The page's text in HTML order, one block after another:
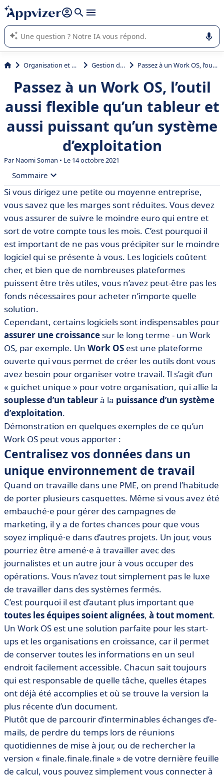
répondre (plusieurs lignes avec
L'IA de Appvizer vous guide dans l'utilisation ou la sélection de
logiciel SaaS en entreprise.
Organisation et planification Gestion de projet Passez à un Work OS, l’outil aussi flexible qu’un tableur et aussi puissant qu’un système d’exploitation
Passez à un Work OS, l’outil
aussi flexible qu’un tableur et
aussi puissant qu’un système
d’exploitation
ParNaomi Soman • Le 14 octobre 2021
Sommaire
• Centralisez vos données dans un unique
environnement de travail
• Automatisez intégralement vos processus
• Faites évoluer vos flux de travail en fonction de votre
croissance
• Réduisez vos coûts logiciels à long terme
• Gagnez du temps, économisez de l’argent et restez
efficace avec un Work OS
Si vous dirigez une petite ou moyenne entreprise,
vous savez que les marges sont réduites. Vous devez
vous assurer de suivre le moindre euro qui entre et
sort de votre compte tous les mois. C’est pourquoi il
est important de ne pas vous précipiter sur le moindre
logiciel qui se présente à vous. Les logiciels coûtent
cher, et bien que de nombreuses plateformes
puissent être très utiles, vous n’avez peut-être pas les
fonds nécessaires pour acheter n’importe quelle
solution.
Cependant, certains logiciels sont indispensables pour
assurer une croissance sur le long terme - un Work
OS, par exemple. Un Work OS est une plateforme
ouverte qui vous permet de créer les outils dont vous
avez besoin pour organiser votre travail. Il s’agit d’un
« guichet unique » pour votre organisation, qui allie la
souplesse d’un tableurà la puissance d’un système
d’exploitation.
Démonstration en quelques exemples de ce qu’un
Work OS peut vous apporter :
Centralisez vos données dans un
unique environnement de travail
Quand on travaille dans une PME, on prend l’habitude
de porter plusieurs casquettes. Même si vous avez été
embauché·e pour gérer des campagnes de
marketing, il y a de fortes chances pour que vous
soyez impliqué·e dans d’autres projets. Un jour, vous
pourriez être amené·e à travailler avec des
journalistes et un autre jour à vous occuper des
opérations. Vous n’avez tout simplement pas le luxe
de travailler dans des systèmes fermés.
C’est pourquoi il est d’autant plus important que
toutes les équipes soient alignées, à tout moment.
Un Work OS est une solution parfaite pour les start-
ups et les organisations en croissance, car il permet
de conserver toutes les informations en un seul
endroit facilement accessible. Chacun sait toujours
qui est responsable de quelle tâche, quelles étapes
ont déjà été accomplies et où se trouve la version la
plus récente d’un document.
Plutôt que de parcourir d’interminables échanges d’e-
mails, de perdre du temps lors de réunions
quotidiennes de mise à jour, ou de rechercher la
version « finale.finale.finale » de votre dernière feuille
de calcul, vous pouvez simplement vous connecter à